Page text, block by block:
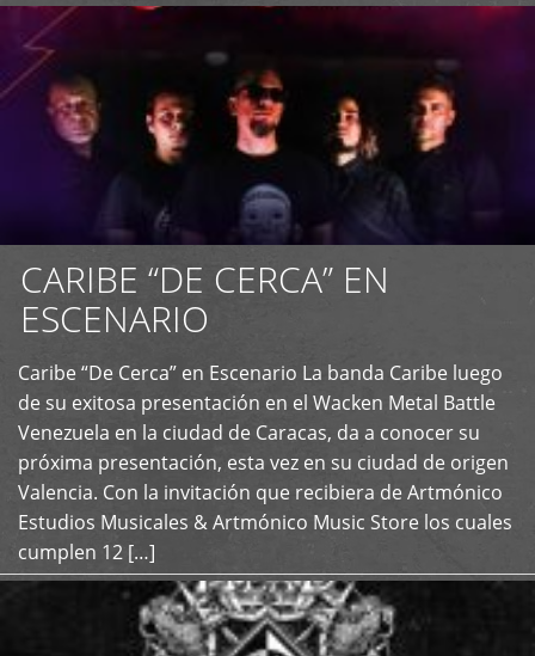
CARIBE “DE CERCA” EN
ESCENARIO
Caribe “De Cerca” en Escenario La banda Caribe luego
de su exitosa presentación en el Wacken Metal Battle
Venezuela en la ciudad de Caracas, da a conocer su
próxima presentación, esta vez en su ciudad de origen
Valencia. Con la invitación que recibiera de Artmónico
Estudios Musicales & Artmónico Music Store los cuales
cumplen 12 […]
+